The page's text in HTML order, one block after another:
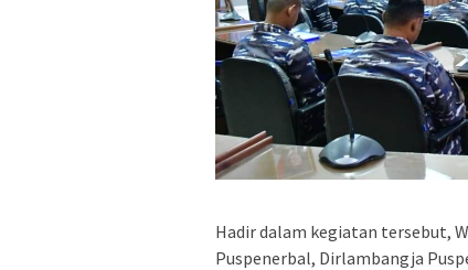
Hadir dalam kegiatan tersebut,
Puspenerbal, Dirlambangja